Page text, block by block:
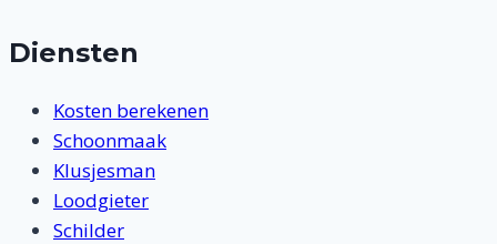
Diensten
Kosten berekenen
Schoonmaak
Klusjesman
Loodgieter
Schilder